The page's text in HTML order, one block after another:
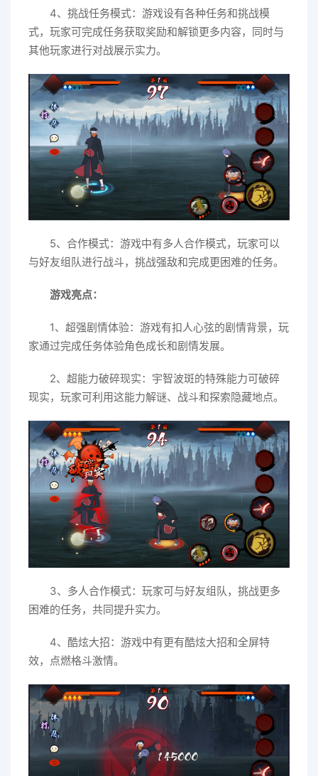
4、挑战任务模式：游戏设有各种任务和挑战模
式，玩家可完成任务获取奖励和解锁更多内容，同时与
其他玩家进行对战展示实力。
5、合作模式：游戏中有多人合作模式，玩家可以
与好友组队进行战斗，挑战强敌和完成更困难的任务。
游戏亮点：
1、超强剧情体验：游戏有扣人心弦的剧情背景，玩
家通过完成任务体验角色成长和剧情发展。
2、超能力破碎现实：宇智波斑的特殊能力可破碎
现实，玩家可利用这能力解谜、战斗和探索隐藏地点。
3、多人合作模式：玩家可与好友组队，挑战更多
困难的任务，共同提升实力。
4、酷炫大招：游戏中有更有酷炫大招和全屏特
效，点燃格斗激情。